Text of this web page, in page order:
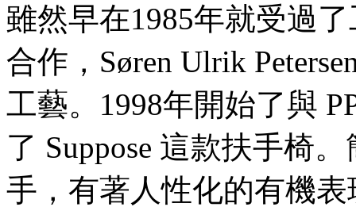
Salone del Mobile 2013 米蘭家具展
雖然早在1985年就受過
合作，Søren Ulrik
工藝。1998年開始了與
了 Suppose 這款扶手椅
手，有著人性化的有機